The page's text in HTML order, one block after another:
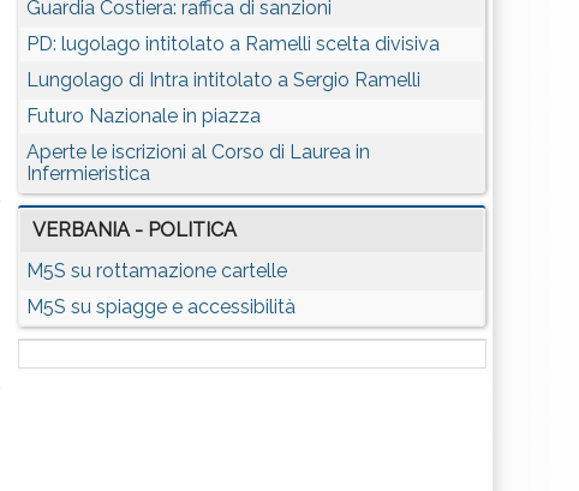
Guardia Costiera: raffica di sanzioni
PD: lugolago intitolato a Ramelli scelta divisiva
Lungolago di Intra intitolato a Sergio Ramelli
Futuro Nazionale in piazza
Aperte le iscrizioni al Corso di Laurea in
Infermieristica
VERBANIA - POLITICA
M5S su rottamazione cartelle
M5S su spiagge e accessibilità